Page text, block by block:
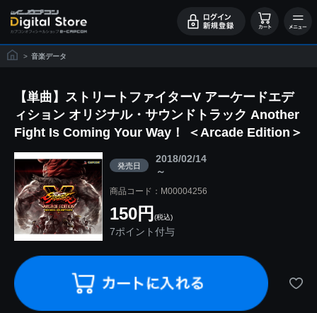
> 音楽データ
【単曲】ストリートファイターV アーケードエデ
ィション オリジナル・サウンドトラック Another
Fight Is Coming Your Way！ ＜Arcade Edition＞
発売日
2018/02/14
～
商品コード：M00004256
150円 (税込)
7ポイント付与